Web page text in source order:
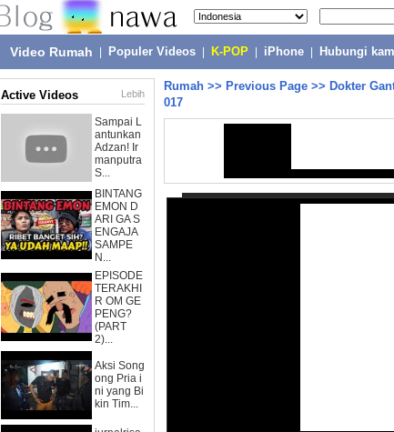
Video Rumah Populer Videos K-POP iPhone Hubungi
Active Videos Lebih
Sampai L
antunkan
Adzan! Ir
manputra
S...
BINTANG
EMON D
ARI GA S
ENGAJA
SAMPE
N...
EPISODE
TERAKHI
R OM GE
PENG?
(PART
2)...
Aksi Song
ong Pria i
ni yang Bi
kin Tim...
Rumah >> Previous Page >> Dokter
017